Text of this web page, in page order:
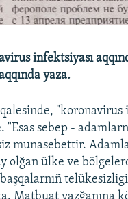
infektsiyası
yaza.
"koronavirus
"Esas sebep -
munasebettir.
olğan ülke ve